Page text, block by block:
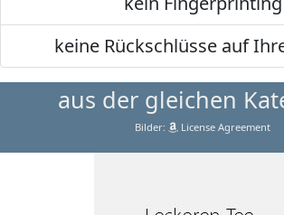
keine Rückschlüsse auf
aus der gleichen
Bilder: License Agreement